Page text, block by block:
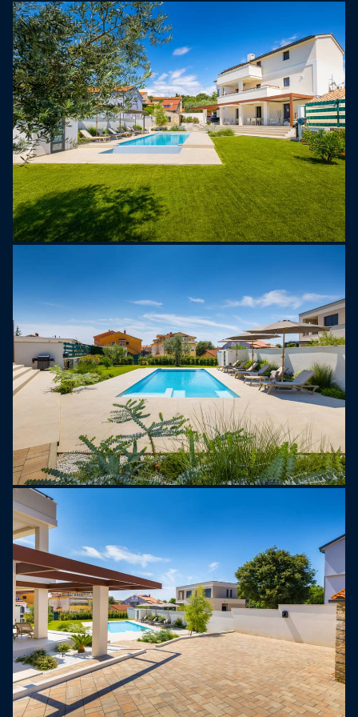
oraz oszałamiający prywatny basen bez krawędzi
o powierzchni 44 m², idealny do orzeźwiających
kąpieli w ciepłe letnie dni lub relaksu pod gołym
niebem.
Willa Marija została zaprojektowana z myślą o
relaksie i komfortowo pomieści do 8 osób. Oferuje
cztery przestronne i gustownie urządzone
sypialnie, każda z prywatną łazienką, klimatyzacją,
telewizorem i moskitierami. Dwie z sypialni mają
bezpośrednie wyjście na balkon, stanowiący
dla rodzin lub grup przyjaciół poszukujących
komfortu blisko plaży i tętniącego życiem
lokalnego życia.
Na parterze znajduje się jasna i stylowa strefa
dzienna połączona z jadalnią oraz w pełni
wyposażona, nowoczesna kuchnia z wyspą
kuchenną. Z tego miejsca można wyjść
bezpośrednio na zadaszony taras z grillem,
idealny na relaksujące śniadania, długie lunche czy
wieczorne spotkania. Na tym poziomie znajduje
się również toaleta dla gości i pralnia, co zapewnia
dodatkową wygodę.
Na pierwszym piętrze znajdują się dwie
eleganckie sypialnie, każda z łóżkiem king-size,
prywatną łazienką, klimatyzacją, telewizorem i
moskitierami. Na najwyższym piętrze znajdują się
dwie dodatkowe sypialnie, zapewniające ten sam
wysoki poziom komfortu i prywatności, dzięki
czemu każdy gość poczuje się jak w domu.